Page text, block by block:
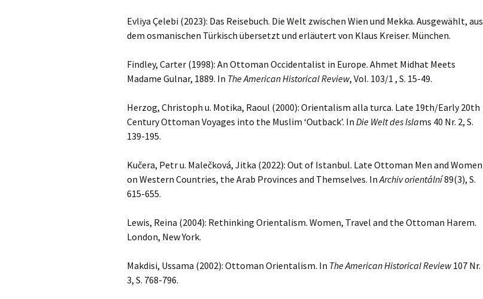
Evliya Çelebi (2023): Das Reisebuch. Die Welt zwischen Wien und Mekka. Ausgewählt, aus
dem osmanischen Türkisch übersetzt und erläutert von Klaus Kreiser. München.
Findley, Carter (1998): An Ottoman Occidentalist in Europe. Ahmet Midhat Meets
Madame Gulnar, 1889. In The American Historical Review, Vol. 103/1 , S. 15-49.
Herzog, Christoph u. Motika, Raoul (2000): Orientalism alla turca. Late 19th/Early 20th
Century Ottoman Voyages into the Muslim ‘Outback’. In Die Welt des Islams 40 Nr. 2, S.
139-195.
Kučera, Petr u. Malečková, Jitka (2022): Out of Istanbul. Late Ottoman Men and Women
on Western Countries, the Arab Provinces and Themselves. InArchiv orientální89(3), S.
615-655.
Lewis, Reina (2004): Rethinking Orientalism. Women, Travel and the Ottoman Harem.
London, New York.
Makdisi, Ussama (2002): Ottoman Orientalism. In The American Historical Review107 Nr.
3, S. 768-796.